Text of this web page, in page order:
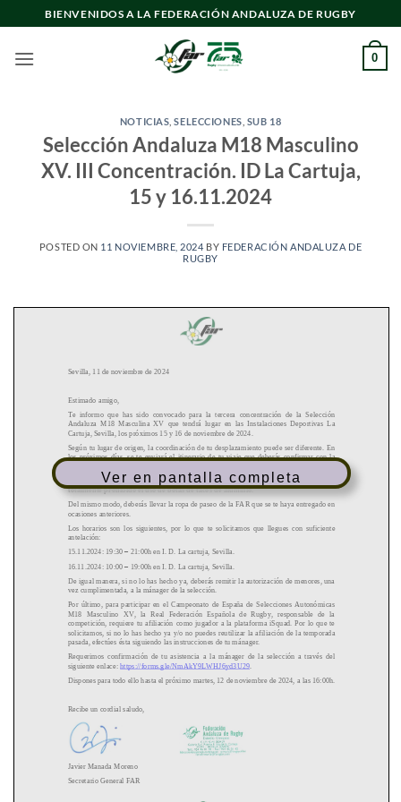
al
contenido
BIENVENIDOS A LA FEDERACIÓN ANDALUZA DE RUGBY
0
NOTICIAS ,SELECCIONES SUB 18
Selección Andaluza M18 Masculino
XV. III Concentración. ID La Cartuja,
15 y 16.11.2024
POSTED ON 11 NOVIEMBRE, 2024 BY FEDERACIÓN ANDALUZA DE
RUGBY
Ver en pantalla completa